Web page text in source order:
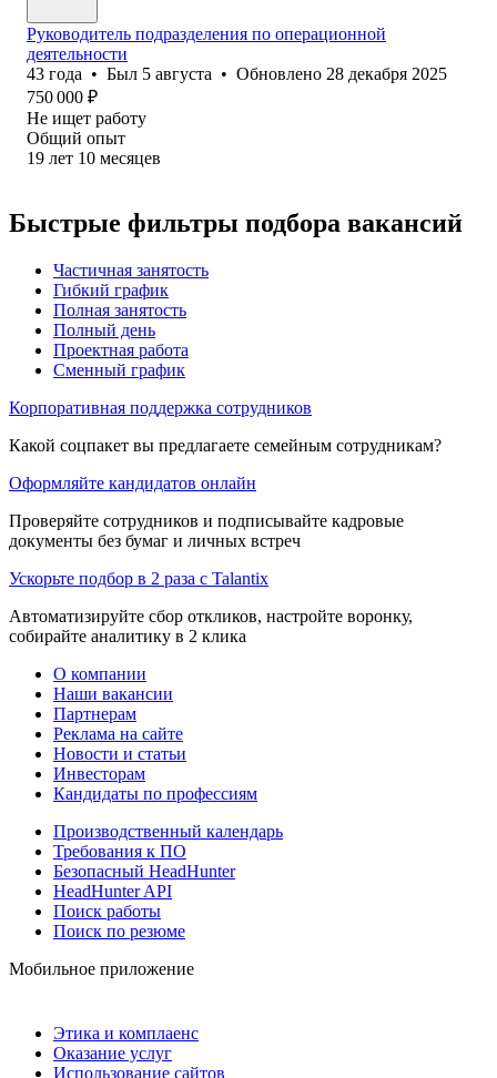
Руководитель подразделения по операционной
деятельности
43 года • Был 5 августа • Обновлено 28 декабря 2025
750 000 ₽
Не ищет работу
Общий опыт
19 лет 10 месяцев
Быстрые фильтры подбора вакансий
Частичная занятость
Гибкий график
Полная занятость
Полный день
Проектная работа
Сменный график
Корпоративная поддержка сотрудников
Какой соцпакет вы предлагаете семейным сотрудникам?
Оформляйте кандидатов онлайн
Проверяйте сотрудников и подписывайте кадровые
документы без бумаг и личных встреч
Ускорьте подбор в 2 раза с Talantix
Автоматизируйте сбор откликов, настройте воронку,
собирайте аналитику в 2 клика
О компании
Наши вакансии
Партнерам
Реклама на сайте
Новости и статьи
Инвесторам
Кандидаты по профессиям
Производственный календарь
Требования к ПО
Безопасный HeadHunter
HeadHunter API
Поиск работы
Поиск по резюме
Мобильное приложение
Этика и комплаенс
Оказание услуг
Использование сайтов